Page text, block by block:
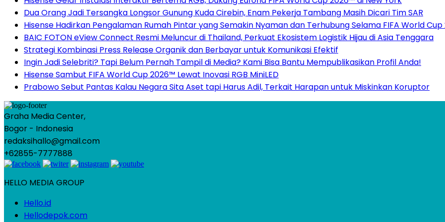
Dua Orang Jadi Tersangka Longsor Gunung Kuda Cirebin, Enam Pekerja Tambang Masih Dicari Tim SAR
Hisense Hadirkan Pengalaman Rumah Pintar yang Semakin Nyaman dan Terhubung Selama FIFA World
BAIC FOTON eView Connect Resmi Meluncur di Thailand, Perkuat Ekosistem Logistik Hijau di Asia Tenggara
Strategi Kombinasi Press Release Organik dan Berbayar untuk Komunikasi Efektif
Ingin Jadi Selebriti? Tapi Belum Pernah Tampil di Media? Kami Bisa Bantu Mempublikasikan Profil Anda!
Hisense Sambut FIFA World Cup 2026™ Lewat Inovasi RGB MiniLED
Prabowo Sebut Pantas Kalau Negara Sita Aset tapi Harus Adil, Terkait Harapan untuk Miskinkan Koruptor
Graha Media Center,
Bogor - Indonesia
redaksihallo@gmail.com
+62855-7777888
HELLO MEDIA GROUP
Hello.id
Hellodepok.com